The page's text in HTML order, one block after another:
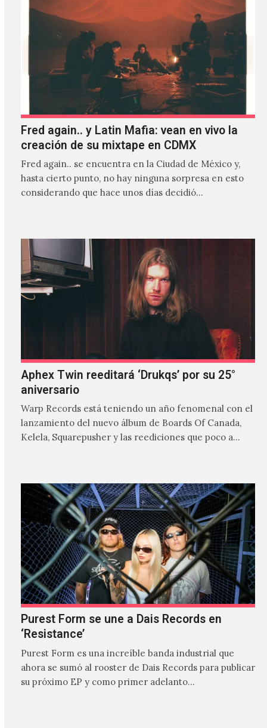
Fred again.. y Latin Mafia: vean en vivo la
creación de su mixtape en CDMX
Fred again.. se encuentra en la Ciudad de México y,
hasta cierto punto, no hay ninguna sorpresa en esto
considerando que hace unos días decidió…
Aphex Twin reeditará ‘Drukqs’ por su 25°
aniversario
Warp Records está teniendo un año fenomenal con el
lanzamiento del nuevo álbum de Boards Of Canada,
Kelela, Squarepusher y las reediciones que poco a…
Purest Form se une a Dais Records en
‘Resistance’
Purest Form es una increíble banda industrial que
ahora se sumó al rooster de Dais Records para publicar
su próximo EP y como primer adelanto…